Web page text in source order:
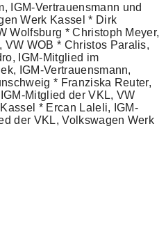
IGM-Vertrauensmann und
Werk Kassel * Dirk
Wolfsburg * Christoph Meyer,
VW WOB * Christos Paralis,
IGM-Mitglied im
IGM-Vertrauensmann,
* Franziska Reuter,
Mitglied der VKL, VW
* Ercan Laleli, IGM-
der VKL, Volkswagen Werk